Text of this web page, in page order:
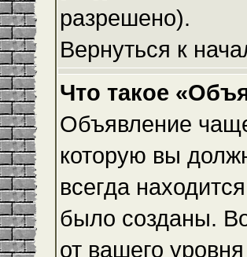
разрешено).
Вернуться к
Что такое
Объявление
которую вы
всегда
было созданы.
от вашего